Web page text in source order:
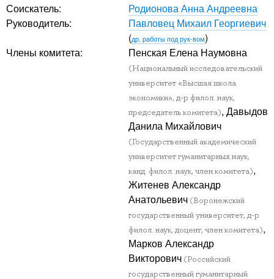
Соискатель:
Родионова Анна Андреевна
Руководитель:
Павловец Михаил Георгиевич
(др. работы под рук-вом)
Члены комитета:
Пенская Елена Наумовна
(Национальный исследовательский
университет «Высшая школа
экономики», д-р филол. наук,
председатель комитета), Давыдов
Данила Михайлович
(Государственный академический
университет гуманитарных наук,
канд. филол. наук, член комитета),
Житенев Александр
Анатольевич (Воронежский
государственный университет, д-р
филол. наук, доцент, член комитета),
Марков Александр
Викторович (Российский
государственный гуманитарный